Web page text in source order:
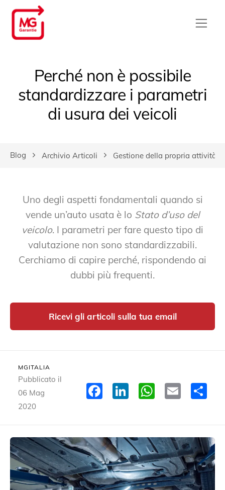
Perché non è possibile
standardizzare i parametri
di usura dei veicoli
Blog Archivio Articoli Gestione della propria attività
Uno degli aspetti fondamentali quando si
vende un’auto usata è lo Stato d’uso del
veicolo. I parametri per fare questo tipo di
valutazione non sono standardizzabili.
Cerchiamo di capire perché, rispondendo ai
dubbi più frequenti.
Ricevi gli articoli sulla tua email
MGITALIA
Pubblicato il
06 Mag
2020
Facebook
LinkedIn Email